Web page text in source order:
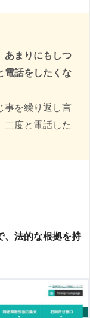
あまりにもしつ
電話をしたくな
事を繰り返し言
二度と電話した
、法的な根拠を持